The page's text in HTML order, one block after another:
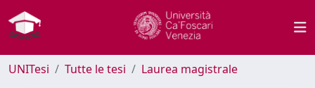
UNITesi Tutte le tesi Laurea magistrale